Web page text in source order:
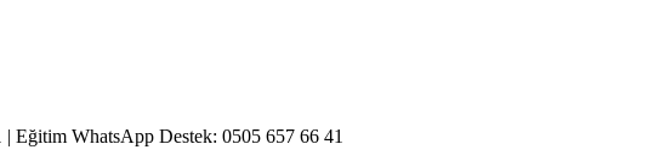
| Eğitim WhatsApp Destek: 0505 657 66 41